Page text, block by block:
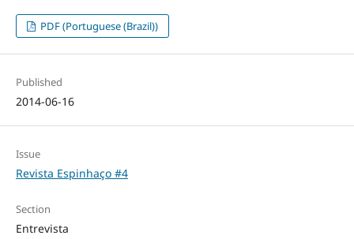
PDF (Portuguese (Brazil))
Published
2014-06-16
Issue
Revista Espinhaço #4
Section
Entrevista